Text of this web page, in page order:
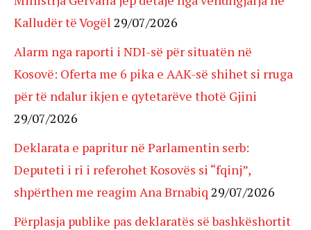
Kalludër të Vogël 29/07/2026
Alarm nga raporti i NDI-së për situatën në
Kosovë: Oferta me 6 pika e AAK-së shihet si rruga
për të ndalur ikjen e qytetarëve thotë Gjini
29/07/2026
Deklarata e papritur në Parlamentin serb:
Deputeti i ri i referohet Kosovës si “fqinj”,
shpërthen me reagim Ana Brnabiq 29/07/2026
Përplasja publike pas deklaratës së bashkëshortit